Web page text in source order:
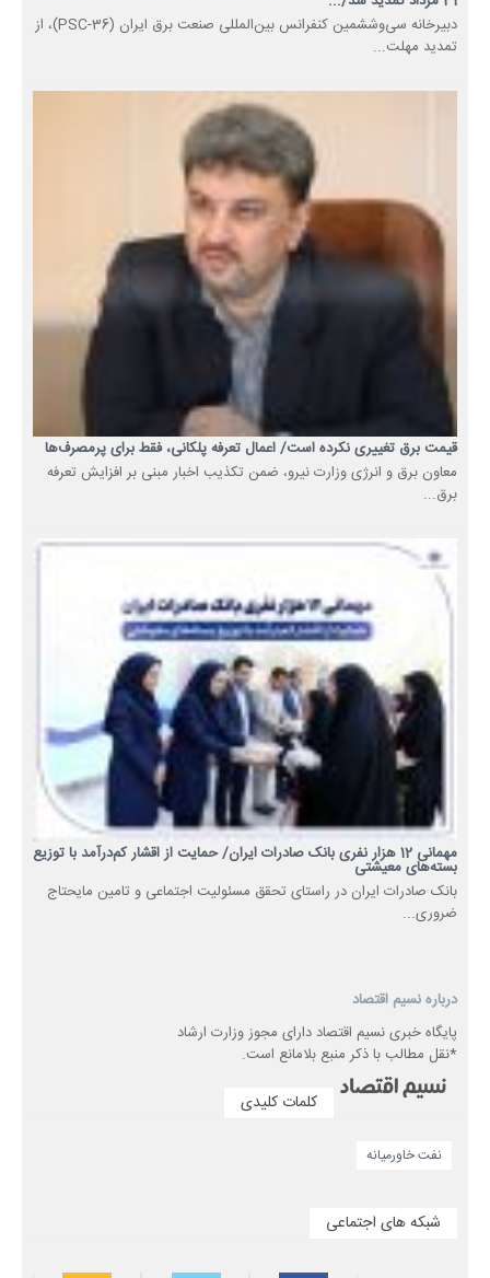
دبیرخانه سی‌وششمین کنفرانس بین‌المللی صنعت برق ایران (PSC-36)، از
تمدید مهلت...
قیمت برق تغییری نکرده است/ اعمال تعرفه پلکانی، فقط برای پرمصرف‌ها
معاون برق و انرژی وزارت نیرو، ضمن تکذیب اخبار مبنی بر افزایش تعرفه
برق...
مهمانی 12 هزار نفری بانک صادرات ایران/ حمایت از اقشار کم‌درآمد با توزیع
بسته‌های معیشتی
​بانک صادرات ایران در راستای تحقق مسئولیت اجتماعی و تامین مایحتاج
ضروری...
درباره نسیم اقتصاد
پایگاه خبری نسیم اقتصاد دارای مجوز وزارت ارشاد
*نقل مطالب با ذکر منبع بلامانع است.
کلمات کلیدی
نفت خاورمیانه
شبکه های اجتماعی